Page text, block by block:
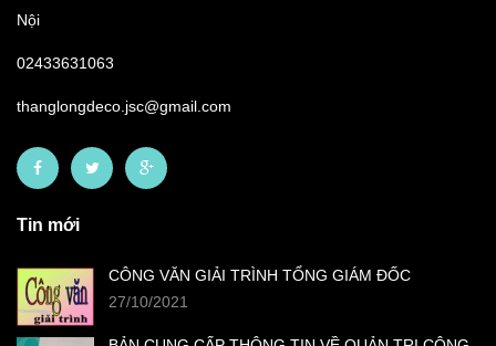
Nội
02433631063
thanglongdeco.jsc@gmail.com
Tin mới
CÔNG VĂN GIẢI TRÌNH TỔNG GIÁM ĐỐC
27/10/2021